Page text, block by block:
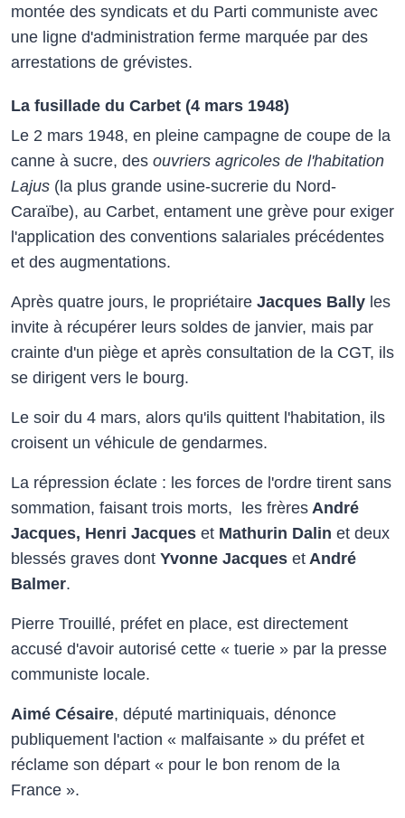
montée des syndicats et du Parti communiste avec
une ligne d'administration ferme marquée par des
arrestations de grévistes.
La fusillade du Carbet (4 mars 1948)
Le 2 mars 1948, en pleine campagne de coupe de la
canne à sucre, des ouvriers agricoles de l'habitation
Lajus (la plus grande usine-sucrerie du Nord-
Caraïbe), au Carbet, entament une grève pour exiger
l'application des conventions salariales précédentes
et des augmentations.
Après quatre jours, le propriétaire Jacques Bally les
invite à récupérer leurs soldes de janvier, mais par
crainte d'un piège et après consultation de la CGT, ils
se dirigent vers le bourg.
Le soir du 4 mars, alors qu'ils quittent l'habitation, ils
croisent un véhicule de gendarmes.
La répression éclate : les forces de l'ordre tirent sans
sommation, faisant trois morts, les frères André
Jacques, Henri Jacques et Mathurin Dalin et deux
blessés graves dont Yvonne Jacques et André
Balmer.
Pierre Trouillé, préfet en place, est directement
accusé d'avoir autorisé cette « tuerie » par la presse
communiste locale.
Aimé Césaire, député martiniquais, dénonce
publiquement l'action « malfaisante » du préfet et
réclame son départ « pour le bon renom de la
France ».